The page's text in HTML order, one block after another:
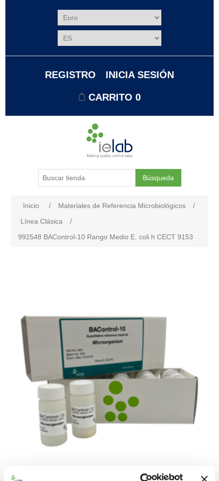
REGISTRO INICIA SESIÓN
CARRITO 0
Búsqueda
Inicio / Materiales de Referencia Microbiológicos
/
Línea Clásica
/
992548 BAControl-10 Rango Medio E. coli h CECT 9153